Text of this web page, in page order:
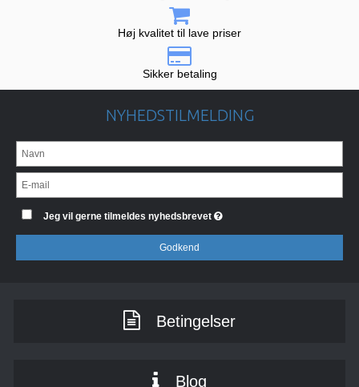
Høj kvalitet til lave priser
Sikker betaling
NYHEDSTILMELDING
Jeg vil gerne tilmeldes nyhedsbrevet
Godkend
Betingelser
Blog